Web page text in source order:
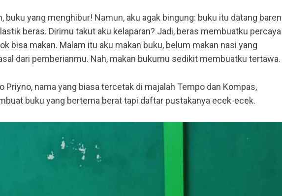
buku yang menghibur! Namun, aku agak bingung: buku itu datang
beras. Dirimu takut aku kelaparan? Jadi, beras membuatku percaya
bisa makan. Malam itu aku makan buku, belum makan nasi yang
dari pemberianmu. Nah, makan bukumu sedikit membuatku tertawa.
Priyno, nama yang biasa tercetak di majalah Tempo dan Kompas,
buku yang bertema berat tapi daftar pustakanya ecek-ecek.